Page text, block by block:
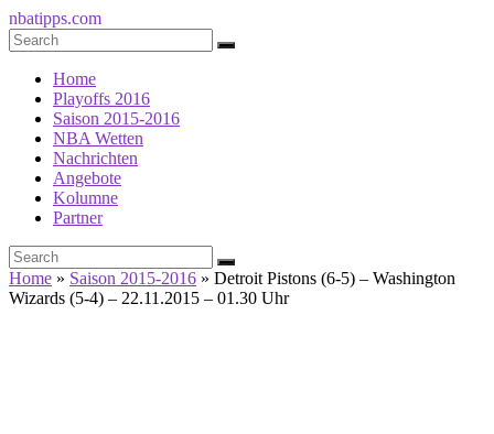
nbatipps.com
Home
Playoffs 2016
Saison 2015-2016
NBA Wetten
Nachrichten
Angebote
Kolumne
Partner
Home » Saison 2015-2016 » Detroit Pistons (6-5) – Washington
Wizards (5-4) – 22.11.2015 – 01.30 Uhr